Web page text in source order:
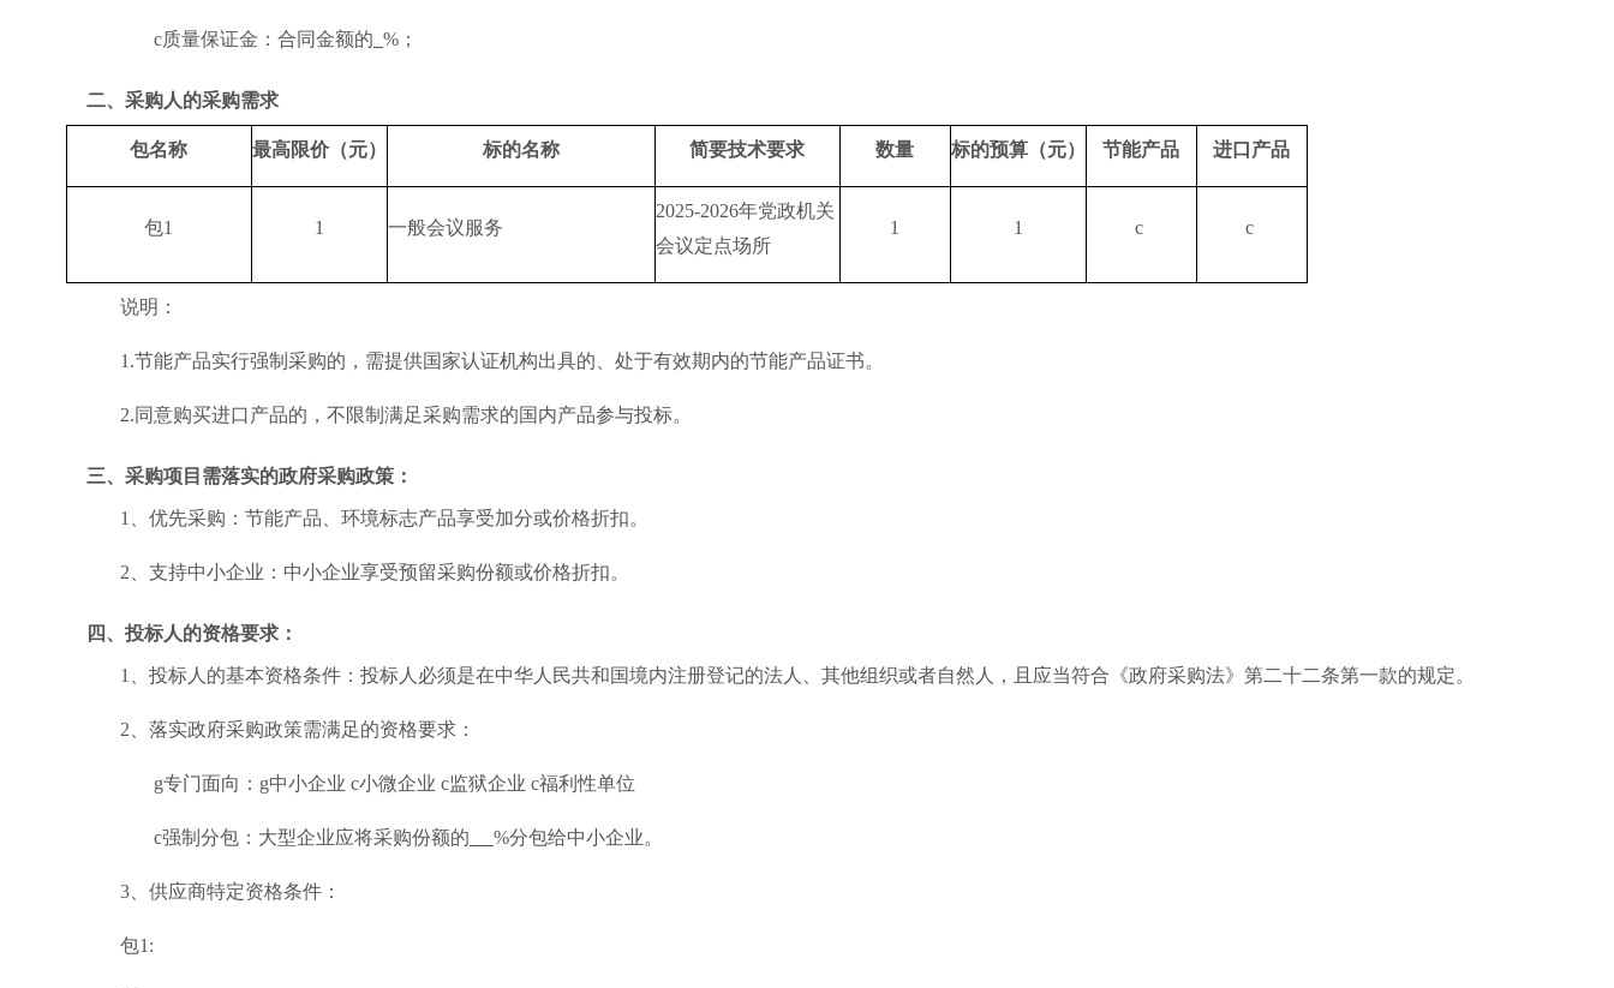
c质量保证金：合同金额的 %；
二、采购人的采购需求
包名称 最高限价（元） 标的名称 简要技术要求 数量 标的预算（元） 节能产品 进口产品
包1 1 一般会议服务
2025-2026年党政机关
会议定点场所
1 1 c c
说明：
1.节能产品实行强制采购的，需提供国家认证机构出具的、处于有效期内的节能产品证书。
2.同意购买进口产品的，不限制满足采购需求的国内产品参与投标。
三、采购项目需落实的政府采购政策：
1、优先采购：节能产品、环境标志产品享受加分或价格折扣。
2、支持中小企业：中小企业享受预留采购份额或价格折扣。
四、投标人的资格要求：
1、投标人的基本资格条件：投标人必须是在中华人民共和国境内注册登记的法人、其他组织或者自然人，且应当符合《政府采购法》第二十二条第一款的规定。
2、落实政府采购政策需满足的资格要求：
g专门面向： g中小企业 c小微企业 c监狱企业 c福利性单位
c强制分包：大型企业应将采购份额的 %分包给中小企业。
3、供应商特定资格条件：
包1: